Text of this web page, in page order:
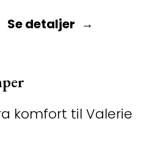
komfort til Valerie
Se detaljer